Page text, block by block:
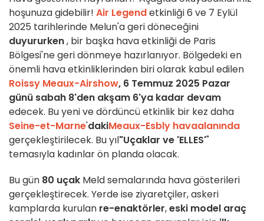
hoşunuza gidebilir! Air Legendetkinliği 6 ve 7 Eylül
2025 tarihlerinde Melun'a geri döneceğini
duyururken, bir başka hava etkinliği de Paris
Bölgesi'ne geri dönmeye hazırlanıyor. Bölgedeki en
önemli hava etkinliklerinden biri olarak kabul edilen
Roissy Meaux-Airshow, 6 Temmuz 2025 Pazar
günü sabah 8'den akşam 6'ya kadar devam
edecek. Bu yeni ve dördüncü etkinlik bir kez daha
Seine-et-Marne'dakiMeaux-Esbly havaalanında
gerçekleştirilecek. Bu yıl"Uçaklar ve 'ELLES'"
temasıyla kadınlar ön planda olacak.
Bu gün 80 uçak Meld semalarında hava gösterileri
gerçekleştirecek. Yerde ise ziyaretçiler, askeri
kamplarda kurulan re-enaktörler,eski model araç